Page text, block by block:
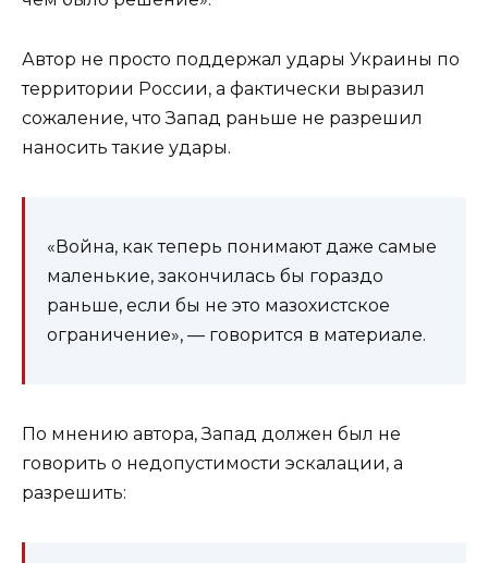
Автор не просто поддержал удары Украины по
территории России, а фактически выразил
сожаление, что Запад раньше не разрешил
наносить такие удары.
«Война, как теперь понимают даже самые
маленькие, закончилась бы гораздо
раньше, если бы не это мазохистское
ограничение», — говорится в материале.
По мнению автора, Запад должен был не
говорить о недопустимости эскалации, а
разрешить: